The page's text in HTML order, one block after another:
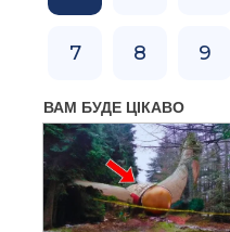
7 8 9